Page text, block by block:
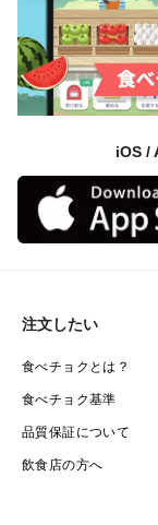
iOS /
注文したい
食べチョクとは？
食べチョク基準
品質保証について
飲食店の方へ